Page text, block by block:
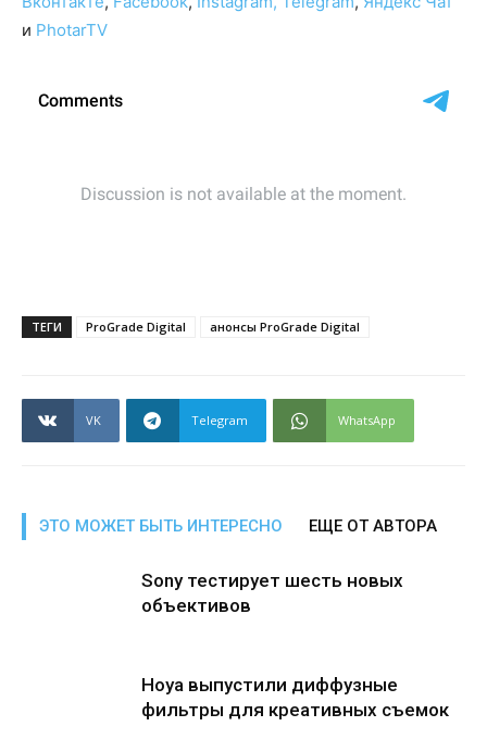
и PhotarTV
ТЕГИ ProGrade Digital анонсы ProGrade Digital
VK Telegram WhatsApp
ЭТО МОЖЕТ БЫТЬ ИНТЕРЕСНО ЕЩЕ ОТ АВТОРА
Sony тестирует шесть новых
объективов
Hoya выпустили диффузные
фильтры для креативных съемок